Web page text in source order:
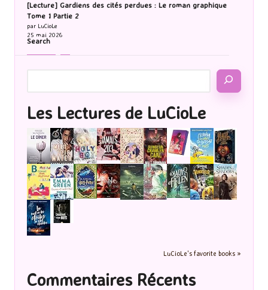
[Lecture] Gardiens des cités perdues : Le roman graphique
Tome 1 Partie 2
par LuCioLe
25 mai 2026
Search
Les Lectures de LuCioLe
LuCioLe's favorite books »
Commentaires Récents